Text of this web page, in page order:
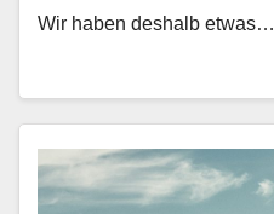
Wir haben deshalb etwas…